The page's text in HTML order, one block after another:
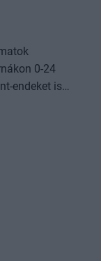
0-24
endeket is
az egyes
a
Mire